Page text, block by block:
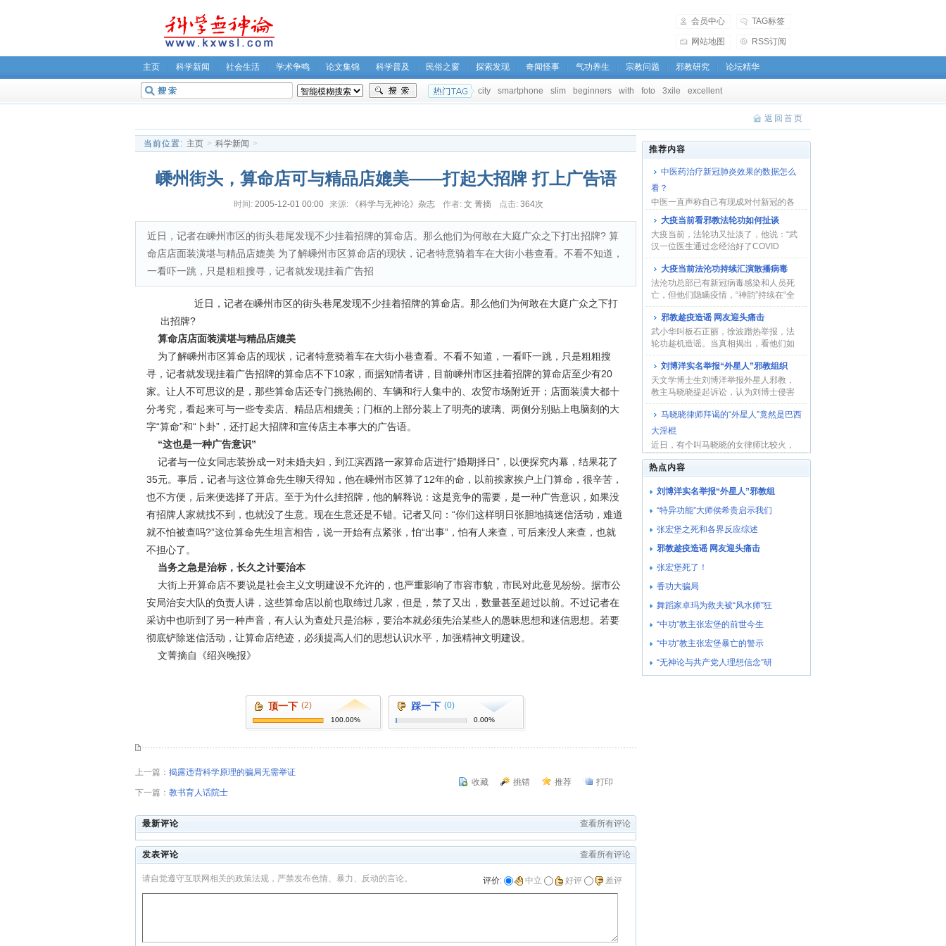
会员中心 TAG标签
网站地图 RSS订阅
主页 科学新闻 社会生活 学术争鸣 论文集锦 科学普及 民俗之窗 探索发现 奇闻怪事 气功养生 宗教问题 邪教研究 论坛精华
无神论坛 city smartphone slim beginners with foto 3xile excellent
返回首页
当前位置: 主页 > 科学新闻 >
嵊州街头，算命店可与精品店媲美――打起大招牌 打上广告语
时间: 2005-12-01 00:00 来源: 《科学与无神论》杂志 作者: 文 菁摘 点击: 364次
近日，记者在嵊州市区的街头巷尾发现不少挂着招牌的算命店。那么他们为何敢在大庭广众之下打出招牌? 算
命店店面装潢堪与精品店媲美 为了解嵊州市区算命店的现状，记者特意骑着车在大街小巷查看。不看不知道，
一看吓一跳，只是粗粗搜寻，记者就发现挂着广告招
近日，记者在嵊州市区的街头巷尾发现不少挂着招牌的算命店。那么他们为何敢在大庭广众之下打
出招牌?
算命店店面装潢堪与精品店媲美
为了解嵊州市区算命店的现状，记者特意骑着车在大街小巷查看。不看不知道，一看吓一跳，只是粗粗搜
寻，记者就发现挂着广告招牌的算命店不下10家，而据知情者讲，目前嵊州市区挂着招牌的算命店至少有20
家。让人不可思议的是，那些算命店还专门挑热闹的、车辆和行人集中的、农贸市场附近开；店面装潢大都十
分考究，看起来可与一些专卖店、精品店相媲美；门框的上部分装上了明亮的玻璃、两侧分别贴上电脑刻的大
字“算命”和“卜卦”，还打起大招牌和宣传店主本事大的广告语。
“这也是一种广告意识”
记者与一位女同志装扮成一对未婚夫妇，到江滨西路一家算命店进行“婚期择日”，以便探究内幕，结果花了
35元。事后，记者与这位算命先生聊天得知，他在嵊州市区算了12年的命，以前挨家挨户上门算命，很辛苦，
也不方便，后来便选择了开店。至于为什么挂招牌，他的解释说：这是竞争的需要，是一种广告意识，如果没
有招牌人家就找不到，也就没了生意。现在生意还是不错。记者又问：“你们这样明日张胆地搞迷信活动，难道
就不怕被查吗?”这位算命先生坦言相告，说一开始有点紧张，怕“出事”，怕有人来查，可后来没人来查，也就
不担心了。
当务之急是治标，长久之计要治本
大街上开算命店不要说是社会主义文明建设不允许的，也严重影响了市容市貌，市民对此意见纷纷。据市公
安局治安大队的负责人讲，这些算命店以前也取缔过几家，但是，禁了又出，数量甚至超过以前。不过记者在
采访中也听到了另一种声音，有人认为查处只是治标，要治本就必须先治某些人的愚昧思想和迷信思想。若要
彻底铲除迷信活动，让算命店绝迹，必须提高人们的思想认识水平，加强精神文明建设。
文菁摘自《绍兴晚报》
顶一下 (2)
100.00%
踩一下 (0)
0.00%
上一篇： 揭露违背科学原理的骗局无需举证
下一篇： 教书育人话院士
收藏 挑错 推荐 打印
最新评论 查看所有评论
发表评论 查看所有评论
请自觉遵守互联网相关的政策法规，严禁发布色情、暴力、反动的言论。 评价: 中立 好评 差评
推荐内容
中医药治疗新冠肺炎效果的数据怎么
看？
中医一直声称自己有现成对付新冠的各
种办法。即使承认西医的作用，也只讲
仅用西医时...
大疫当前看邪教法轮功如何扯谈
大疫当前，法轮功又扯淡了，他说：“武
汉一位医生通过念经治好了COVID
-19”。这家伙...
大疫当前法沦功持续汇演散播病毒
法沦功总部已有新冠病毒感染和人员死
亡，但他们隐瞒疫情，“神韵”持续在“全
球巡演”...
邪教趁疫造谣 网友迎头痛击
武小华叫板石正丽，徐波蹭热举报，法
轮功趁机造谣。当真相揭出，看他们如
何收场！...
刘博洋实名举报“外星人”邪教组织
天文学博士生刘博洋举报外星人邪教，
教主马晓晓提起诉讼，认为刘博士侵害
了她的名誉权...
马晓晓律师拜谒的“外星人”竟然是巴西
大淫棍
近日，有个叫马晓晓的女律师比较火，
因为她自称与不同种族的外星人都有过
接触，并通过...
热点内容
刘博洋实名举报“外星人”邪教组
“特异功能”大师侯希贵启示我们
张宏堡之死和各界反应综述
邪教趁疫造谣 网友迎头痛击
张宏堡死了！
香功大骗局
舞蹈家卓玛为救夫被“风水师”狂
“中功”教主张宏堡的前世今生
“中功”教主张宏堡暴亡的警示
“无神论与共产党人理想信念”研